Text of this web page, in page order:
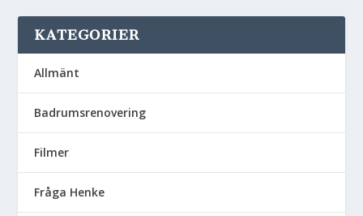
KATEGORIER
Allmänt
Badrumsrenovering
Filmer
Fråga Henke